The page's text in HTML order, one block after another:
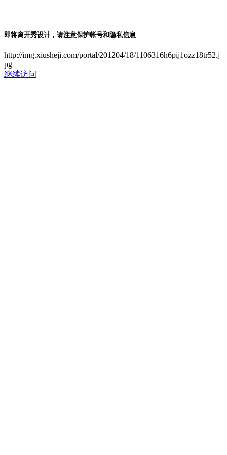
即将离开秀设计，请注意保护帐号和隐私信息
http://img.xiusheji.com/portal/201204/18/1106316h6pij1ozz18tr52.j
pg
继续访问